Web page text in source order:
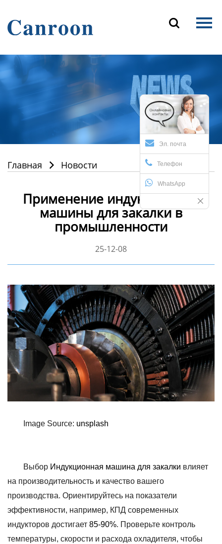

Продукция
О Нас
Контакты
Эл. почта
Телефон
WhatsApp
Главная  Новости
Применение индукционной
машины для закалки в
промышленности
25-12-08
Image Source: unsplash
Выбор Индукционная машина для закалки влияет
на производительность и качество вашего
производства. Ориентируйтесь на показатели
эффективности, например, КПД современных
индукторов достигает 85-90%. Проверьте контроль
температуры, скорости и расхода охладителя, чтобы